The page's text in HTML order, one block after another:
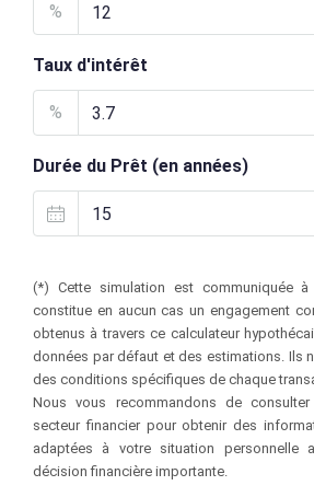
%
Taux d'intérêt
%
Durée du Prêt (en années)
(*) Cette simulation est communiquée
constitue en aucun cas un engagement
obtenus à travers ce calculateur
données par défaut et des estimations. Ils
des conditions spécifiques de chaque
Nous vous recommandons de
secteur financier pour obtenir des
adaptées à votre situation personnelle
décision financière importante.